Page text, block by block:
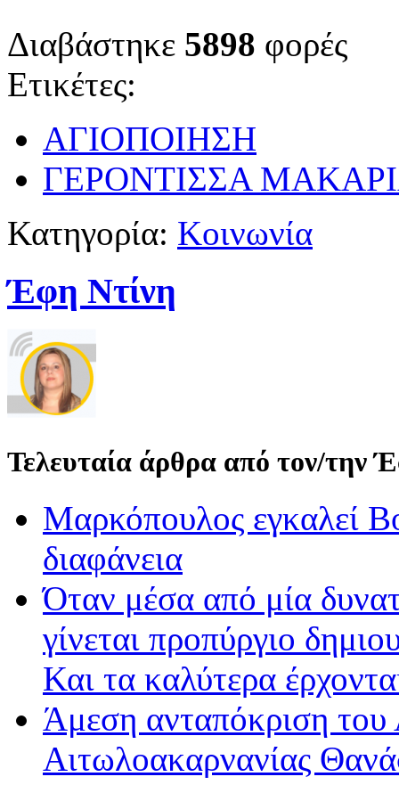
Διαβάστηκε 5898 φορές
Ετικέτες:
ΑΓΙΟΠΟΙΗΣΗ
ΓΕΡΟΝΤΙΣΣΑ
Κατηγορία: Κοινωνία
Έφη Ντίνη
Τελευταία άρθρα από τον/την
Μαρκόπουλος εγκαλεί
διαφάνεια
Όταν μέσα από μία
γίνεται προπύργιο
Και τα καλύτερα
Άμεση ανταπόκριση του
Αιτωλοακαρνανίας